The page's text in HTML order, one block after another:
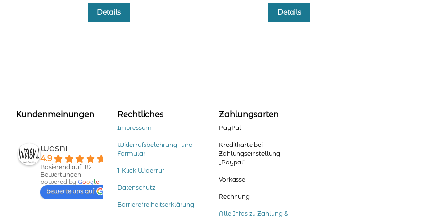
Details
der
Produktseite
gewählt
werden
Details
Kundenmeinungen
wasni
4.9
Basierend auf 182
Bewertungen
powered byGoogle
bewerte uns auf
Rechtliches
Impressum
Widerrufsbelehrung- und
Formular
1-Klick Widerruf
Datenschutz
Barrierefreiheitserklärung
Zahlungsarten
PayPal
Kreditkarte bei
Zahlungseinstellung
„Paypal“
Vorkasse
Rechnung
Alle Infos zu Zahlung &